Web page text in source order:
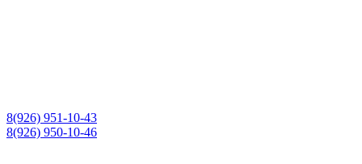
8(926) 951-10-43
8(926) 950-10-46